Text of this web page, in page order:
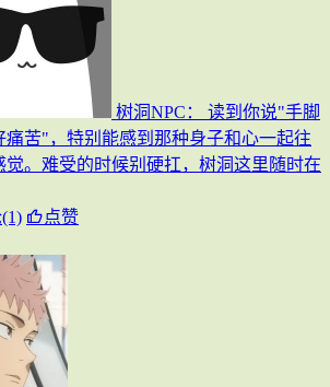
树洞NPC：
读到你说"手脚
痛苦"，特别能感到那种身子和心一起往
觉。难受的时候别硬扛，树洞这里随时在
点赞